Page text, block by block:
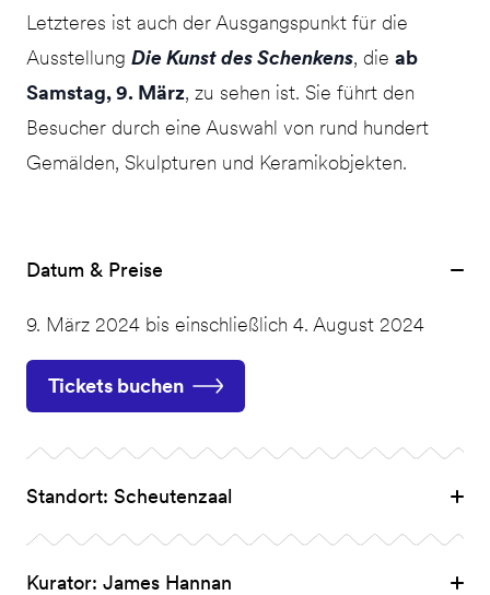
Letzteres ist auch der Ausgangspunkt für die
Ausstellung Die Kunst des Schenkens, die ab
Samstag, 9. März, zu sehen ist. Sie führt den
Besucher durch eine Auswahl von rund hundert
Gemälden, Skulpturen und Keramikobjekten.
Datum & Preise
9. März 2024 bis einschließlich 4. August 2024
Tickets buchen
Standort: Scheutenzaal
Kurator: James Hannan